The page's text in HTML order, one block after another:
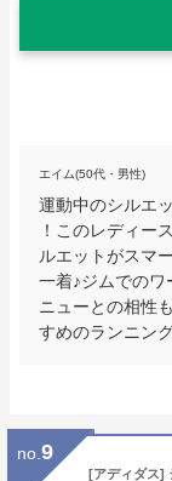
エイム(50代・男性)
運動中のシルエ
！このレディー
ルエットがスマ
一着♪ジムでのワ
ニューとの相性
すめのランニン
no. 9